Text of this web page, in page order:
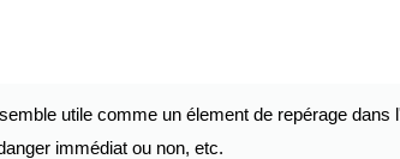
utile comme un élement de repérage
immédiat ou non, etc.